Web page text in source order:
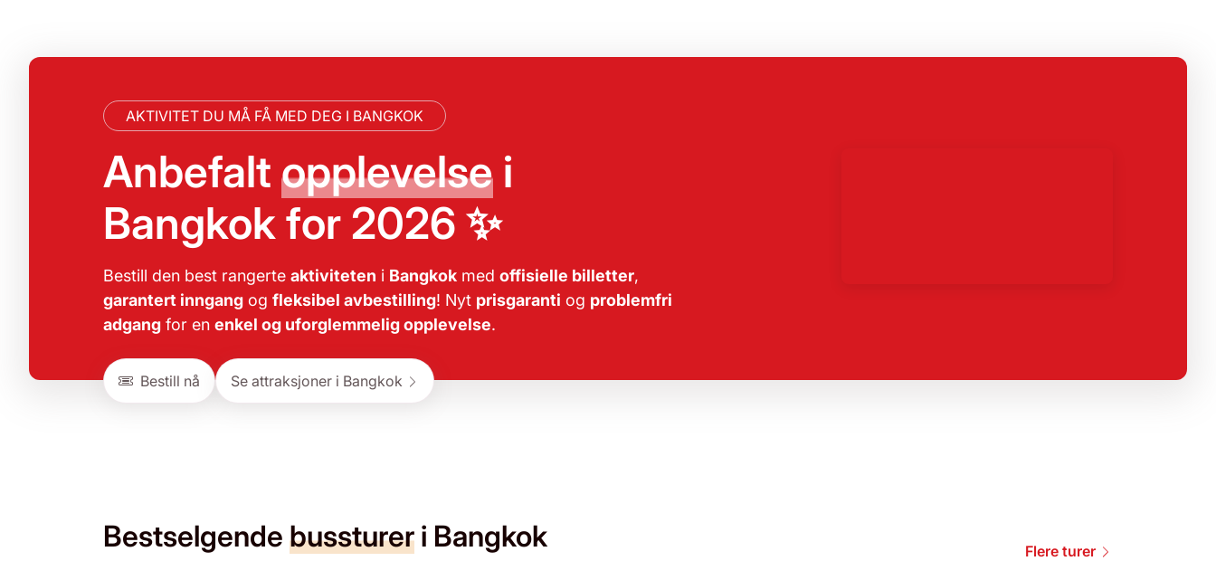
AKTIVITET DU MÅ FÅ MED DEG I BANGKOK
Anbefalt opplevelse i
Bangkok for 2026 ✨
Bestill den best rangerte aktiviteten i Bangkok med offisielle billetter,
garantert inngang og fleksibel avbestilling! Nyt prisgaranti og problemfri
adgang for en enkel og uforglemmelig opplevelse.
Bestill nå Se attraksjoner i Bangkok
Bestselgende bussturer i Bangkok Flere turer